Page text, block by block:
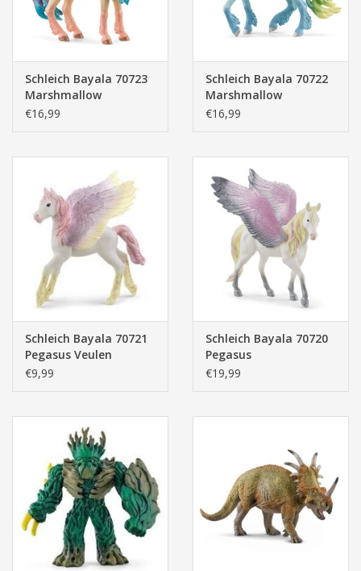
Schleich Bayala 70723
Marshmallow
Eenhoorn Merrie
€16,99
Schleich Bayala 70722
Marshmallow
Eenhoorn Hengst
€16,99
Schleich Bayala 70721
Pegasus Veulen
€9,99
Schleich Bayala 70720
Pegasus
€19,99